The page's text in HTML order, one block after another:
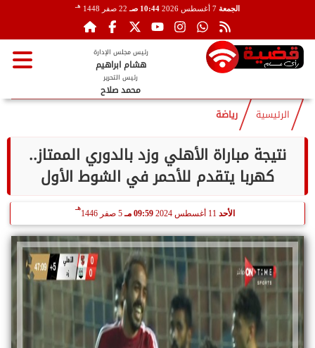
الجمعة 10:44 صـ 22 صفر 1448 هـ
رئيس مجلس الإدارة
هشام ابراهيم
رئيس التحرير
محمد صلاح
الرئيسية رياضة
نتيجة مباراة الأهلي وزد بالدوري الممتاز..
كهربا يتقدم للأحمر في الشوط الأول
الأحد 11 أغسطس 2024 09:59 مـ 5 صفر 1446
هـ